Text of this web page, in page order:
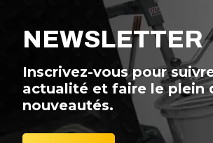
NEWSLETTER
Inscrivez-vous pour
actualité et faire le plein
nouveautés.